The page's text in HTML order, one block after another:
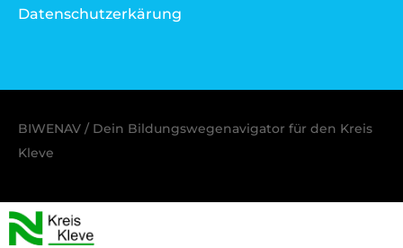
Datenschutzerkärung
BIWENAV / Dein Bildungswegenavigator für den Kreis
Kleve